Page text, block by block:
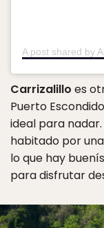
A post shared by
Carrizalillo es
Puerto
ideal para
habitado por
lo que hay
para disfrutar